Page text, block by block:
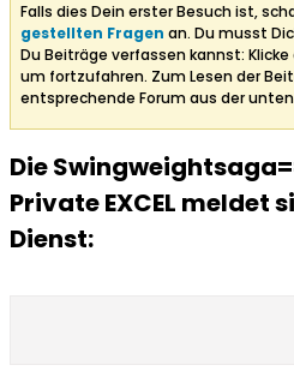
Falls dies Dein erster Besuch ist,
gestellten Fragen an. Du musst
Du Beiträge verfassen kannst:
um fortzufahren. Zum Lesen der
entsprechende Forum aus der
Die
Private EXCEL meldet
Dienst: